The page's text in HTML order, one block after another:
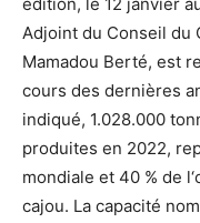
Adjoint du Conseil du
Mamadou Berté, est
cours des dernières
indiqué, 1.028.000
produites en 2022,
mondiale et 40 % de
cajou. La capacité